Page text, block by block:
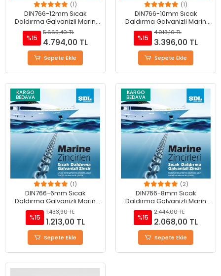
(1)
DIN766-12mm Sıcak
Daldırma Galvanizli Marin
Zinciri
%15
5.665,40 TL
4.794,00 TL
Sepete Ekle
(1)
DIN766-10mm Sıcak
Daldırma Galvanizli Marin
Zinciri
%15
4.013,10 TL
3.396,00 TL
Sepete Ekle
KARGO
BEDAVA
(1)
DIN766-6mm Sıcak
Daldırma Galvanizli Marin
Zinciri
%15
1.433,90 TL
1.213,00 TL
Sepete Ekle
KARGO
BEDAVA
(2)
DIN766-8mm Sıcak
Daldırma Galvanizli Marin
Zinciri
%15
2.444,00 TL
2.068,00 TL
Sepete Ekle